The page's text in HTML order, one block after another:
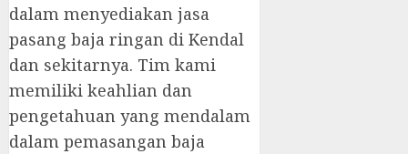
dalam menyediakan jasa
pasang baja ringan di Kendal
dan sekitarnya. Tim kami
memiliki keahlian dan
pengetahuan yang mendalam
dalam pemasangan baja